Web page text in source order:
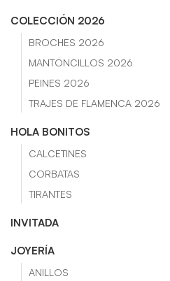
COLECCIÓN 2026
BROCHES 2026
MANTONCILLOS 2026
PEINES 2026
TRAJES DE FLAMENCA 2026
HOLA BONITOS
CALCETINES
CORBATAS
TIRANTES
INVITADA
JOYERÍA
ANILLOS